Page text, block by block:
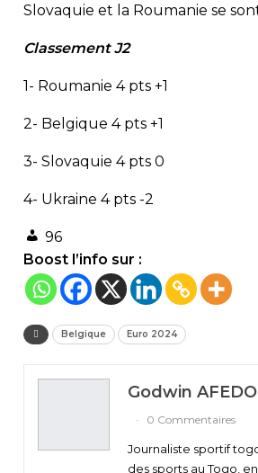
Slovaquie et la Roumanie se sont
Classement J2
1- Roumanie 4 pts +1
2- Belgique 4 pts +1
3- Slovaquie 4 pts 0
4- Ukraine 4 pts -2
96
Boost l’info sur :
Belgique Euro 2024
Godwin AFEDO
0 Commentaires
Journaliste sportif
des sports au Togo,